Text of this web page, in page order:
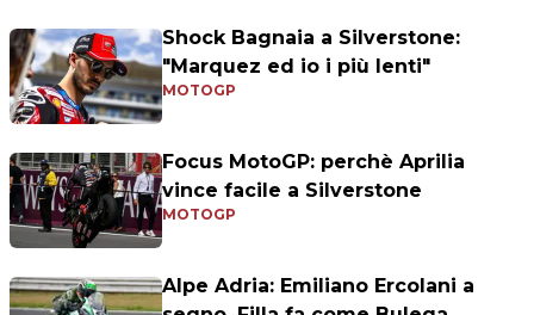
Shock Bagnaia a Silverstone:
"Marquez ed io i più lenti"
MOTOGP
Focus MotoGP: perchè Aprilia
vince facile a Silverstone
MOTOGP
Alpe Adria: Emiliano Ercolani a